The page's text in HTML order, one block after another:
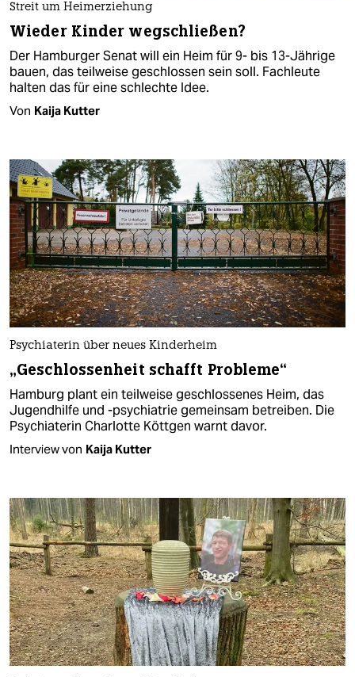
Streit um Heimerziehung
Wieder Kinder wegschließen?
Der Hamburger Senat will ein Heim für 9- bis 13-Jährige
bauen, das teilweise geschlossen sein soll. Fachleute
halten das für eine schlechte Idee.
Von Kaija Kutter
Psychiaterin über neues Kinderheim
„Geschlossenheit schafft Probleme“
Hamburg plant ein teilweise geschlossenes Heim, das
Jugendhilfe und -psychiatrie gemeinsam betreiben. Die
Psychiaterin Charlotte Köttgen warnt davor.
Interview von Kaija Kutter